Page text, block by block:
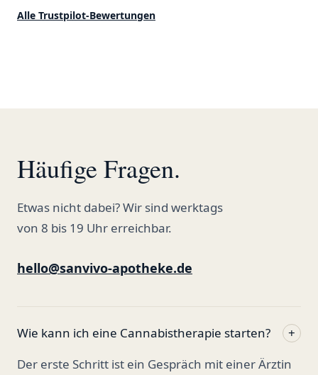
ordentlich gelagert, ich hatte nur
Alle Trustpilot-Bewertungen
Häufige Fragen.
Etwas nicht dabei? Wir sind werktags
von 8 bis 19 Uhr erreichbar.
hello@sanvivo-apotheke.de
Wie kann ich eine Cannabistherapie starten?
+
Der erste Schritt ist ein Gespräch mit einer Ärztin